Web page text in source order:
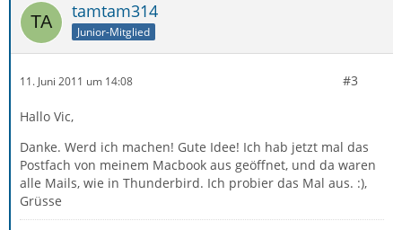
tamtam314
Junior-Mitglied
11. Juni 2011 um 14:08 #3
Hallo Vic,
Danke. Werd ich machen! Gute Idee! Ich hab jetzt mal das
Postfach von meinem Macbook aus geöffnet, und da waren
alle Mails, wie in Thunderbird. Ich probier das Mal aus. :),
Grüsse